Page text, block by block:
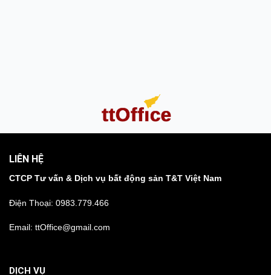
LIÊN HỆ
CTCP Tư vấn & Dịch vụ bất động sản T&T Việt Nam
Điện Thoại: 0983.779.466
Email: ttOffice@gmail.com
DỊCH VỤ